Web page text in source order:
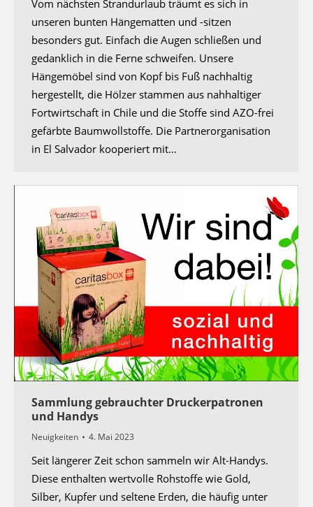
Vom nächsten Strandurlaub träumt es sich in
unseren bunten Hängematten und -sitzen
besonders gut. Einfach die Augen schließen und
gedanklich in die Ferne schweifen. Unsere
Hängemöbel sind von Kopf bis Fuß nachhaltig
hergestellt, die Hölzer stammen aus nahhaltiger
Fortwirtschaft in Chile und die Stoffe sind AZO-frei
gefärbte Baumwollstoffe. Die Partnerorganisation
in El Salvador kooperiert mit…
Sammlung gebrauchter Druckerpatronen
und Handys
Neuigkeiten 4. Mai 2023
Seit längerer Zeit schon sammeln wir Alt-Handys.
Diese enthalten wertvolle Rohstoffe wie Gold,
Silber, Kupfer und seltene Erden, die häufig unter